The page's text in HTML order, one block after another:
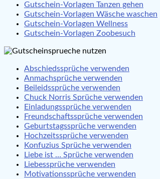
Gutschein-Vorlagen Tanzen gehen
Gutschein-Vorlagen Wäsche waschen
Gutschein-Vorlagen Wellness
Gutschein-Vorlagen Zoobesuch
Abschiedssprüche verwenden
Anmachsprüche verwenden
Beileidssprüche verwenden
Chuck Norris Sprüche verwenden
Einladungssprüche verwenden
Freundschaftssprüche verwenden
Geburtstagssprüche verwenden
Hochzeitssprüche verwenden
Konfuzius Sprüche verwenden
Liebe ist … Sprüche verwenden
Liebessprüche verwenden
Motivationssprüche verwenden